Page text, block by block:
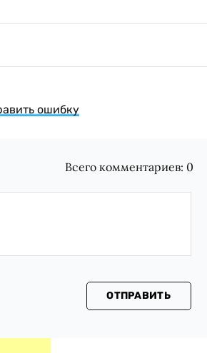
ошибку
Всего комментариев: 0
ОТПРАВИТЬ